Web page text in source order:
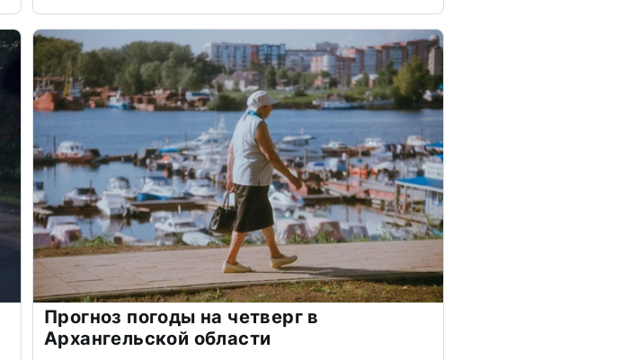
Прогноз погоды на четверг в
Архангельской области